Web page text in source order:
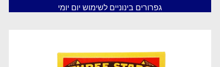
גפרורים בינוניים לשימוש יום יומי